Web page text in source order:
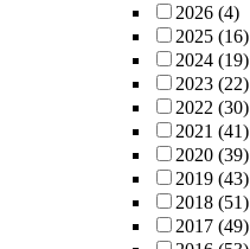
2026 (4)
2025 (16)
2024 (19)
2023 (22)
2022 (30)
2021 (41)
2020 (39)
2019 (43)
2018 (51)
2017 (49)